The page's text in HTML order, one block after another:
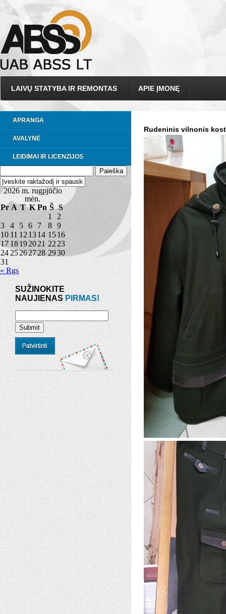
LAIVŲ STATYBA IR REMONTAS APIE ĮMONĘ
APRANGA
AVALYNĖ
LEIDIMAI IR LICENZIJOS
2026 m. rugpjūčio
mėn.
Pr A T K Pn Š S
1
2
3
4 5 6 7 8 9
1011 121314 1516
1718192021 2223
2425262728 2930
31
« Rgs
SUŽINOKITE
NAUJIENASPIRMAS!
Rudeninis vilnonis